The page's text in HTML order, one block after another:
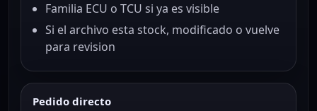
Familia ECU o TCU si ya es visible
Si el archivo esta stock, modificado o vuelve
para revision
Pedido directo